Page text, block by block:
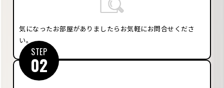
気になったお部屋がありましたらお気軽にお問合せくださ
い。
STEP
02